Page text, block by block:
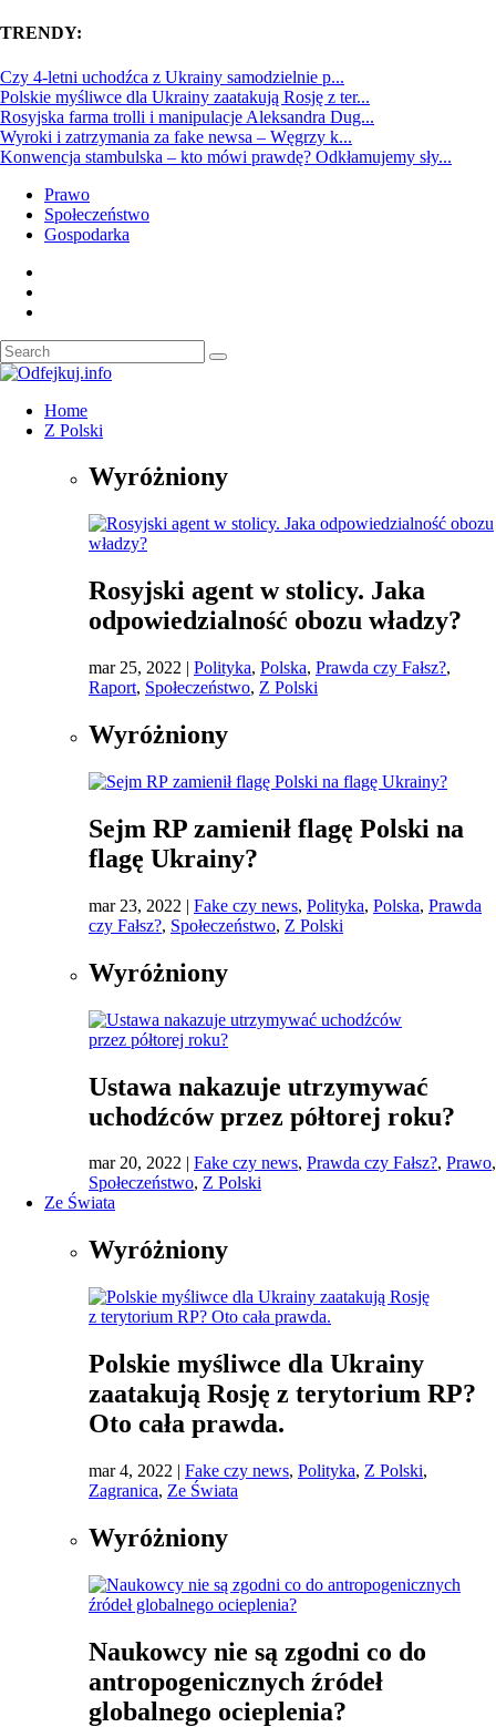
TRENDY:
Czy 4-letni uchodźca z Ukrainy samodzielnie p...
Polskie myśliwce dla Ukrainy zaatakują Rosję z ter...
Rosyjska farma trolli i manipulacje Aleksandra Dug...
Wyroki i zatrzymania za fake newsa – Węgrzy k...
Konwencja stambulska – kto mówi prawdę? Odkłamujemy sły...
Prawo
Społeczeństwo
Gospodarka
Home
Z Polski
Wyróżniony
Rosyjski agent w stolicy. Jaka
odpowiedzialność obozu władzy?
mar 25, 2022 | Polityka, Polska, Prawda czy Fałsz?,
Raport, Społeczeństwo, Z Polski
Wyróżniony
Sejm RP zamienił flagę Polski na
flagę Ukrainy?
mar 23, 2022 | Fake czy news, Polityka, Polska, Prawda
czy Fałsz?, Społeczeństwo, Z Polski
Wyróżniony
Ustawa nakazuje utrzymywać
uchodźców przez półtorej roku?
mar 20, 2022 | Fake czy news, Prawda czy Fałsz?, Prawo,
Społeczeństwo, Z Polski
Ze Świata
Wyróżniony
Polskie myśliwce dla Ukrainy
zaatakują Rosję z terytorium RP?
Oto cała prawda.
mar 4, 2022 | Fake czy news, Polityka, Z Polski,
Zagranica, Ze Świata
Wyróżniony
Naukowcy nie są zgodni co do
antropogenicznych źródeł
globalnego ocieplenia?